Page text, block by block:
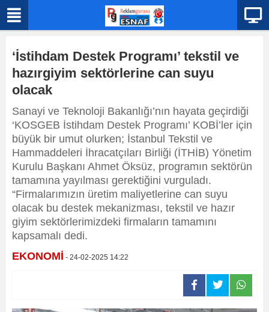
‘İstihdam Destek Programı’ tekstil ve
hazırgiyim sektörlerine can suyu
olacak
Sanayi ve Teknoloji Bakanlığı’nın hayata geçirdiği
‘KOSGEB İstihdam Destek Programı’ KOBİ’ler için
büyük bir umut olurken; İstanbul Tekstil ve
Hammaddeleri İhracatçıları Birliği (İTHİB) Yönetim
Kurulu Başkanı Ahmet Öksüz, programın sektörün
tamamına yayılması gerektiğini vurguladı.
“Firmalarımızın üretim maliyetlerine can suyu
olacak bu destek mekanizması, tekstil ve hazır
giyim sektörlerimizdeki firmaların tamamını
kapsamalı dedi.
EKONOMİ - 24-02-2025 14:22